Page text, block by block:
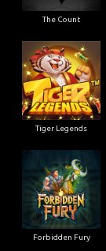
The Count
Tiger Legends
Forbidden Fury